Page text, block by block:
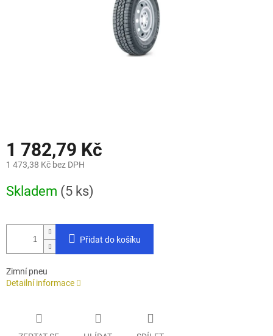
1 782,79 Kč
1 473,38 Kč bez DPH
cena:
Skladem (5 ks)
Přidat do košíku
Zimní pneu
Detailní informace